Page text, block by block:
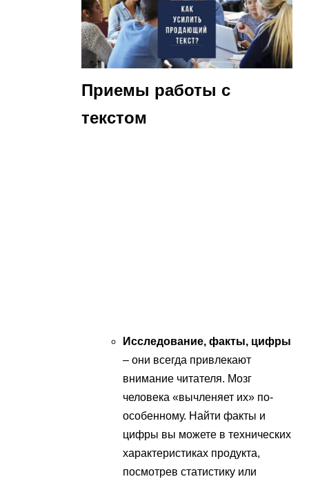
Приемы работы с
текстом
Исследование, факты, цифры
– они всегда привлекают
внимание читателя. Мозг
человека «вычленяет их» по-
особенному. Найти факты и
цифры вы можете в технических
характеристиках продукта,
посмотрев статистику или